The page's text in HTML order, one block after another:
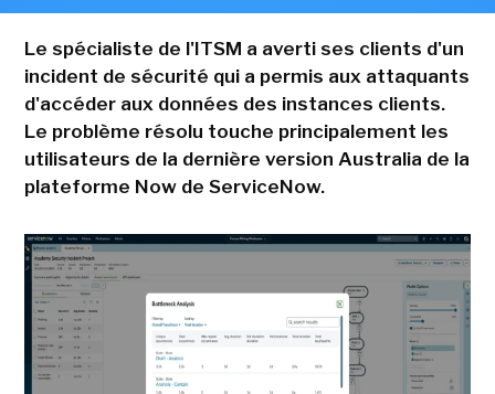
Le spécialiste de l'ITSM a averti ses clients d'un
incident de sécurité qui a permis aux attaquants
d'accéder aux données des instances clients.
Le problème résolu touche principalement les
utilisateurs de la dernière version Australia de la
plateforme Now de ServiceNow.